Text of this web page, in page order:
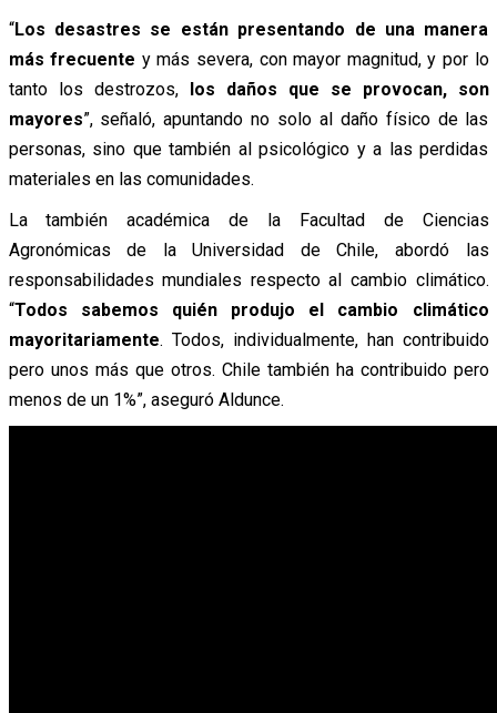
“Los desastres se están presentando de una manera
más frecuente y más severa, con mayor magnitud, y por lo
tanto los destrozos,los daños que se provocan, son
mayores”, señaló, apuntando no solo al daño físico de las
personas, sino que también al psicológico y a las perdidas
materiales en las comunidades.
La también académica de la Facultad de Ciencias
Agronómicas de la Universidad de Chile, abordó las
responsabilidades mundiales respecto al cambio climático.
“Todos sabemos quién produjo el cambio climático
mayoritariamente. Todos, individualmente, han contribuido
pero unos más que otros. Chile también ha contribuido pero
menos de un 1%”, aseguró Aldunce.